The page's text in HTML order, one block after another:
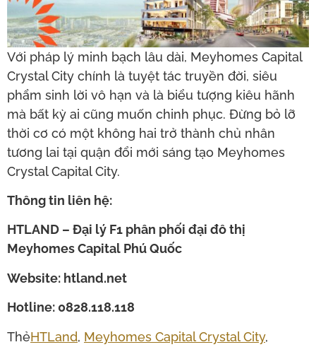
Với pháp lý minh bạch lâu dài, Meyhomes Capital
Crystal City chính là tuyệt tác truyền đời, siêu
phẩm sinh lời vô hạn và là biểu tượng kiêu hãnh
mà bất kỳ ai cũng muốn chinh phục. Đừng bỏ lỡ
thời cơ có một không hai trở thành chủ nhân
tương lai tại quận đổi mới sáng tạo Meyhomes
Crystal Capital City.
Thông tin liên hệ:
HTLAND – Đại lý F1 phân phối đại đô thị
Meyhomes Capital Phú Quốc
Website: htland.net
Hotline: 0828.118.118
ThẻHTLand, Meyhomes Capital Crystal City,